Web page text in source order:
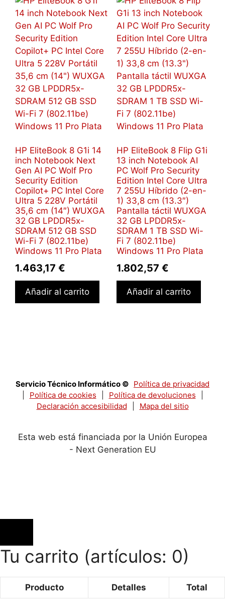
HP EliteBook 8 G1i 14
inch Notebook Next
Gen AI PC Wolf Pro
Security Edition
Copilot+ PC Intel Core
Ultra 5 228V Portátil
35,6 cm (14″) WUXGA
32 GB LPDDR5x-
SDRAM 512 GB SSD
Wi-Fi 7 (802.11be)
Windows 11 Pro Plata
1.463,17 €
Añadir al carrito
HP EliteBook 8 Flip G1i
13 inch Notebook AI
PC Wolf Pro Security
Edition Intel Core Ultra
7 255U Híbrido (2-en-
1) 33,8 cm (13.3″)
Pantalla táctil WUXGA
32 GB LPDDR5x-
SDRAM 1 TB SSD Wi-
Fi 7 (802.11be)
Windows 11 Pro Plata
1.802,57 €
Añadir al carrito
Servicio Técnico Informático © Política de privacidad
Política de cookies Política de devoluciones
Declaración accesibilidad
Mapa del sitio
Esta web está financiada por la Unión Europea
- Next Generation EU
Tu carrito (artículos: 0)
Producto Detalles Total